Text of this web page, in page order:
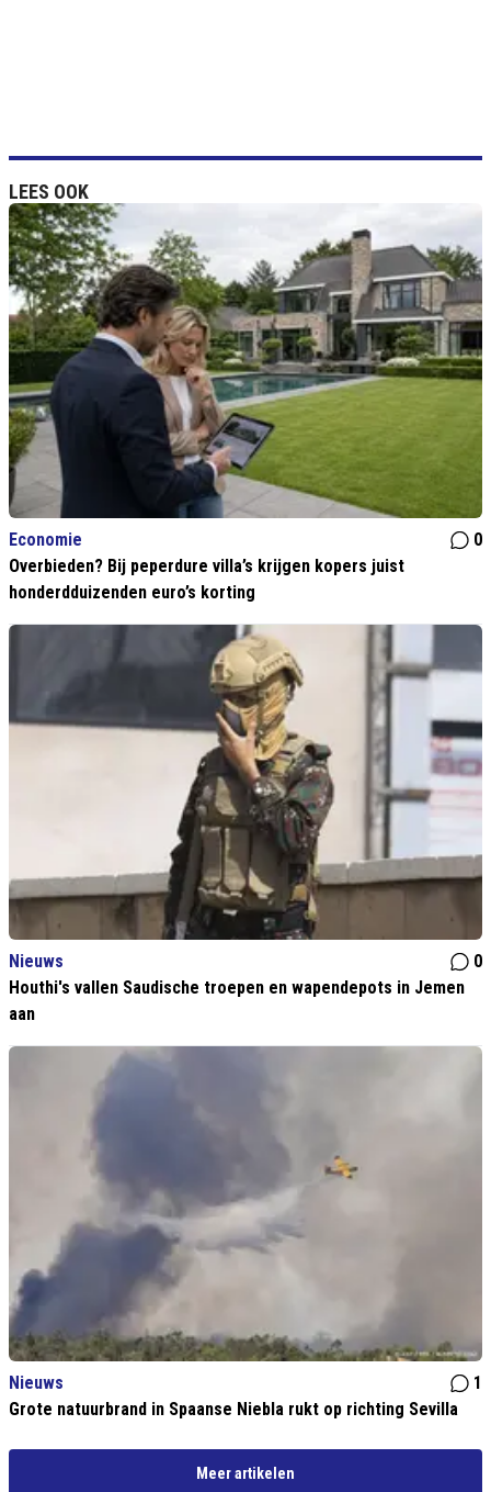
LEES OOK
Economie
0
Overbieden? Bij peperdure villa’s krijgen kopers juist
honderdduizenden euro’s korting
Nieuws
0
Houthi's vallen Saudische troepen en wapendepots in Jemen
aan
Nieuws
1
Grote natuurbrand in Spaanse Niebla rukt op richting Sevilla
Meer artikelen